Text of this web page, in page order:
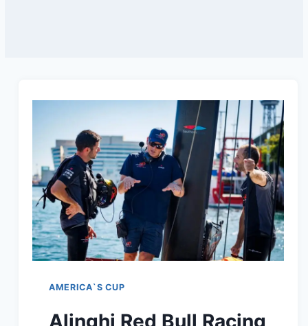
AMERICA`S CUP
Alinghi Red Bull Racing